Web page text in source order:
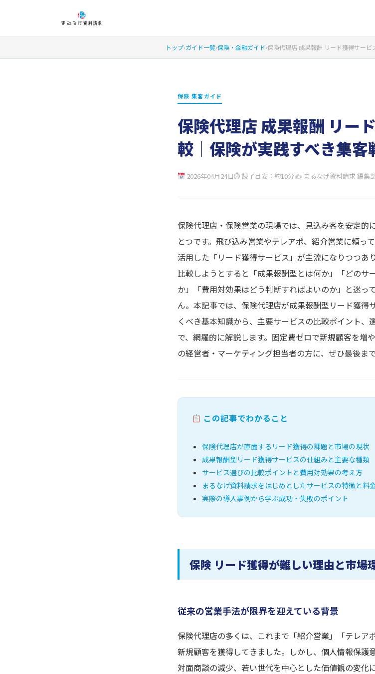
トップ›ガイド一覧›保険・金融ガイド›保険代理店 成果報酬 リード獲得サー
保険 集客ガイド
保険代理店 成果報酬 リー
較｜保険が実践すべき集客
2026年04月24日⏱ 読了目安：約10分✍ まるなげ資料請求 編集
保険代理店・保険営業の現場では、見込み客を安定的
とつです。飛び込み営業やテレアポ、紹介営業に頼っ
活用した「リード獲得サービス」が主流になりつつあ
比較しようとすると「成果報酬型とは何か」「どのサ
か」「費用対効果はどう判断すればよいのか」と迷っ
ん。本記事では、保険代理店が成果報酬型リード獲得
くべき基本知識から、主要サービスの比較ポイント、
で、網羅的に解説します。固定費ゼロで新規顧客を増
の経営者・マーケティング担当者の方に、ぜひ最後ま
この記事でわかること
保険代理店が直面するリード獲得の課題と市場の現状
成果報酬型リード獲得サービスの仕組みと主要な種類
サービス選びの比較ポイントと費用対効果の考え方
まるなげ資料請求をはじめとしたサービスの特徴と料
実際の導入事例から学ぶ成功・失敗のポイント
保険 リード獲得が難しい理由と市場
従来の営業手法が限界を迎えている背景
保険代理店の多くは、これまで「紹介営業」「テレア
新規顧客を獲得してきました。しかし、個人情報保護
対面商談の減少、若い世代を中心とした価値観の変化